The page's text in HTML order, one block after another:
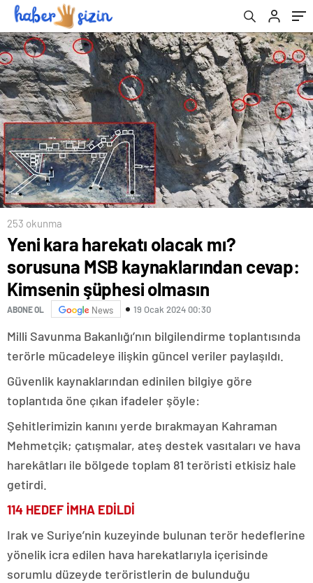
olmasın
253 okunma
Yeni kara harekatı olacak mı?
sorusuna MSB kaynaklarından cevap:
Kimsenin şüphesi olmasın
ABONE OL News 19 Ocak 2024 00:30
Milli Savunma Bakanlığı’nın bilgilendirme toplantısında
terörle mücadeleye ilişkin güncel veriler paylaşıldı.
Güvenlik kaynaklarından edinilen bilgiye göre
toplantıda öne çıkan ifadeler şöyle:
Şehitlerimizin kanını yerde bırakmayan Kahraman
Mehmetçik; çatışmalar, ateş destek vasıtaları ve hava
harekâtları ile bölgede toplam 81 teröristi etkisiz hale
getirdi.
114 HEDEF İMHA EDİLDİ
Irak ve Suriye’nin kuzeyinde bulunan terör hedeflerine
yönelik icra edilen hava harekatlarıyla içerisinde
sorumlu düzeyde teröristlerin de bulunduğu